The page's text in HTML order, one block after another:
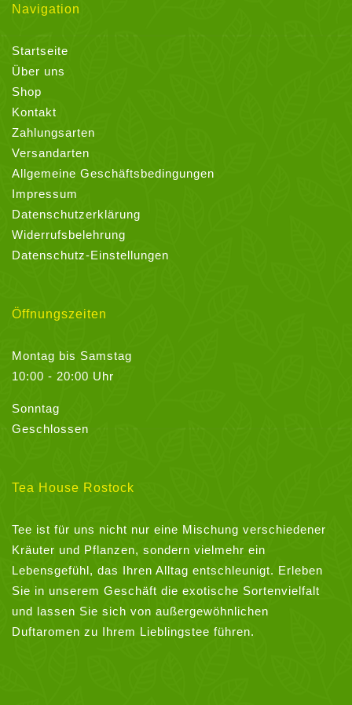
Navigation
Startseite
Über uns
Shop
Kontakt
Zahlungsarten
Versandarten
Allgemeine Geschäftsbedingungen
Impressum
Datenschutzerklärung
Widerrufsbelehrung
Datenschutz-Einstellungen
Öffnungszeiten
Montag bis Samstag
10:00 - 20:00 Uhr
Sonntag
Geschlossen
Tea House Rostock
Tee ist für uns nicht nur eine Mischung verschiedener
Kräuter und Pflanzen, sondern vielmehr ein
Lebensgefühl, das Ihren Alltag entschleunigt. Erleben
Sie in unserem Geschäft die exotische Sortenvielfalt
und lassen Sie sich von außergewöhnlichen
Duftaromen zu Ihrem Lieblingstee führen.